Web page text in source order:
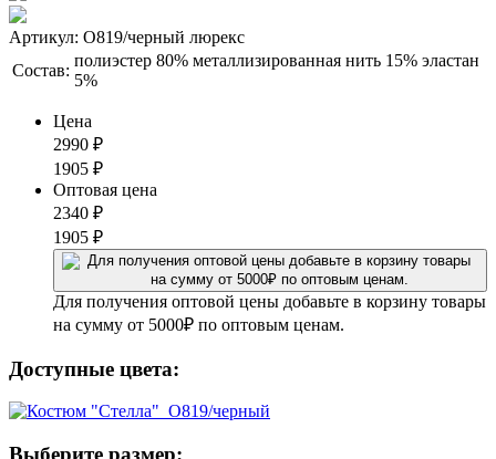
Артикул: О819/черный люрекс
Состав:
полиэстер 80% металлизированная нить 15% эластан
5%
Цена
2990 ₽
1905 ₽
Оптовая цена
2340 ₽
1905 ₽
Для получения оптовой цены добавьте в корзину товары
на сумму от 5000₽ по оптовым ценам.
Доступные цвета:
Выберите размер: